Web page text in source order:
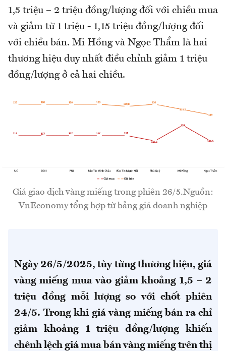
1,5 triệu – 2 triệu đồng/lượng đối với chiều mua
và giảm từ 1 triệu - 1,15 triệu đồng/lượng đối
với chiều bán. Mi Hồng và Ngọc Thẩm là hai
thương hiệu duy nhất điều chỉnh giảm 1 triệu
đồng/lượng ở cả hai chiều.
Giá giao dịch vàng miếng trong phiên 26/5.Nguồn:
VnEconomy tổng hợp từ bảng giá doanh nghiệp
Ngày 26/5/2025, tùy từng thương hiệu, giá
vàng miếng mua vào giảm khoảng 1,5 – 2
triệu đồng mỗi lượng so với chốt phiên
24/5. Trong khi giá vàng miếng bán ra chỉ
giảm khoảng 1 triệu đồng/lượng khiến
chênh lệch giá mua bán vàng miếng trên thị